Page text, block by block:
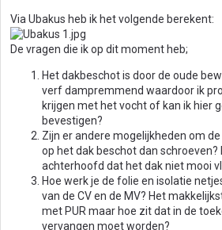
Via Ubakus heb ik het volgende berekent:
De vragen die ik op dit moment heb;
Het dakbeschot is door de oude
verf dampremmend waardoor ik
krijgen met het vocht of kan ik hier
bevestigen?
Zijn er andere mogelijkheden om
op het dak beschot dan schroeven?
achterhoofd dat het dak niet mooi
Hoe werk je de folie en isolatie
van de CV en de MV? Het
met PUR maar hoe zit dat in de
vervangen moet worden?